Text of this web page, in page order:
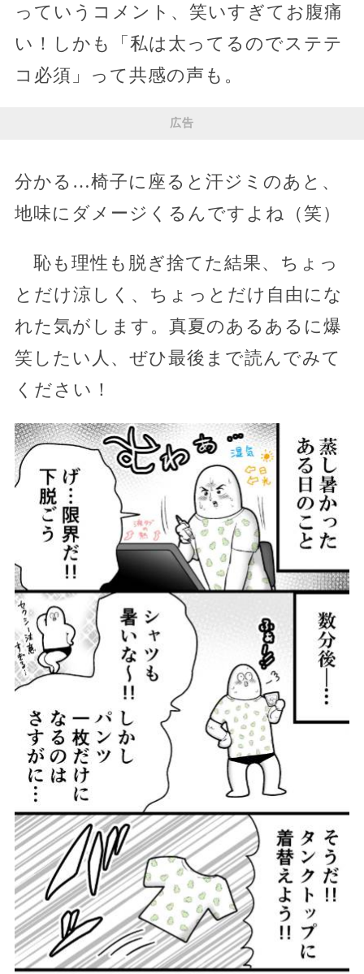
っていうコメント、笑いすぎてお腹痛
い！しかも「私は太ってるのでステテ
コ必須」って共感の声も。
広告
分かる…椅子に座ると汗ジミのあと、
地味にダメージくるんですよね（笑）
恥も理性も脱ぎ捨てた結果、ちょっ
とだけ涼しく、ちょっとだけ自由にな
れた気がします。真夏のあるあるに爆
笑したい人、ぜひ最後まで読んでみて
ください！